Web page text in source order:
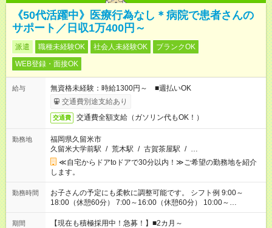
《50代活躍中》医療行為なし＊病院で患者さんの
サポート／日収1万400円～
派遣 職種未経験OK 社会人未経験OK
ブランクOK
WEB登録・面接OK
給与
無資格未経験：時給1300円～ ■週払いOK
交通費別途支給あり
交通費 交通費全額支給（ガソリン代もOK！）
勤務地
福岡県久留米市
久留米大学前駅 / 荒木駅 / 古賀茶屋駅 / …
≪自宅からドアtoドアで30分以内！≫ご希望の勤務地を紹介
します。
勤務時間
お子さんの予定にも柔軟に調整可能です。 シフト例 9:00～
18:00（休憩60分） 7:00～16:00（休憩60分） 10:00～
19:00（休憩60分） ※Wワーク希望の方へ 今ご覧のお仕事で希
望する勤務時間と、もう1つのお仕事の勤務時間の合計が 週40
期間 【現在も積極採用中！急募！】■2カ月～